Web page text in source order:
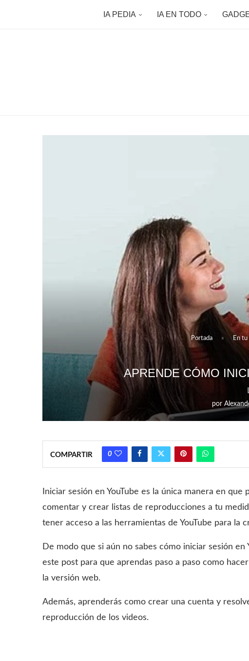
IA PEDIA IA EN TODO
Portada » En tu
APRENDE CÓMO
por
COMPARTIR 0
Iniciar sesión en YouTube es la única manera en
comentar y crear listas de reproducciones a tu
tener acceso a las herramientas de YouTube para la
De modo que si aún no sabes cómo iniciar sesión
este post para que aprendas paso a paso como
la versión web.
Además, aprenderás como crear una cuenta y
reproducción de los videos.